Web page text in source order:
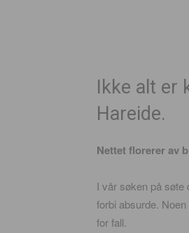
Ikke alt
Hareide.
Nettet florerer av
I vår søken på søte
forbi absurde.
for fall.